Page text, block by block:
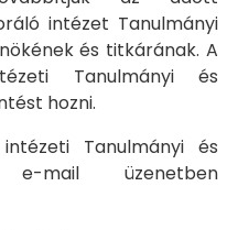
intézet Tanulmányi
és titkárának. A
Tanulmányi és
hozni.
Tanulmányi és
e-mail üzenetben